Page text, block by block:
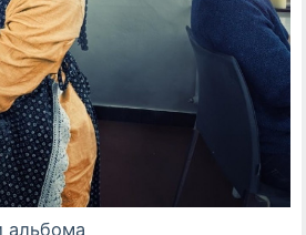
альбома